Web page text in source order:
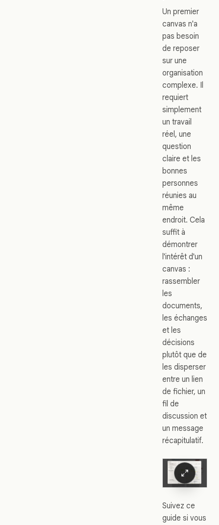
Un premier
canvas n'a
pas besoin
de reposer
sur une
organisation
complexe. Il
requiert
simplement
un travail
réel, une
question
claire et les
bonnes
personnes
réunies au
même
endroit. Cela
suffit à
démontrer
l'intérêt d'un
canvas :
rassembler
les
documents,
les échanges
et les
décisions
plutôt que de
les disperser
entre un lien
de fichier, un
fil de
discussion et
un message
récapitulatif.
Suivez ce
guide si vous